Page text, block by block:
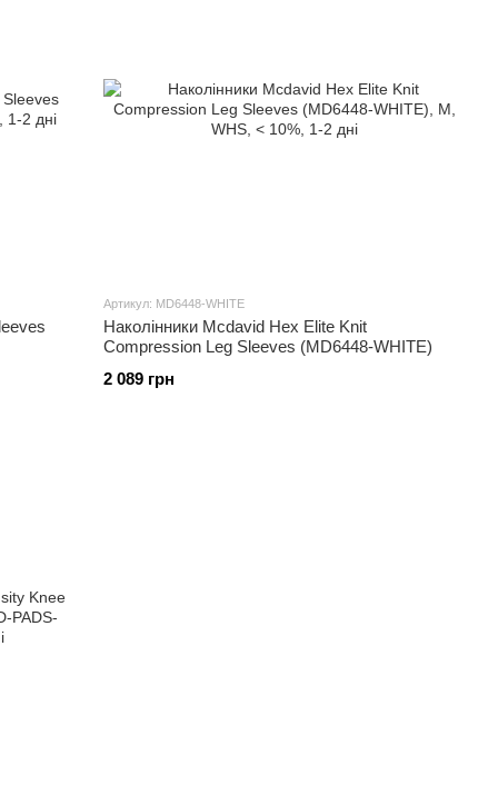
Артикул: MD6448-WHITE
Наколінники Mcdavid Hex Elite Knit
Compression Leg Sleeves (MD6448-WHITE)
2 089 грн